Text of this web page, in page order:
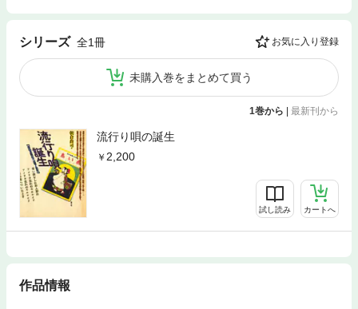
シリーズ 全1冊 お気に入り登録
未購入巻をまとめて買う
1巻から 最新刊から
流行り唄の誕生
2,200
試し読み カートへ
作品情報